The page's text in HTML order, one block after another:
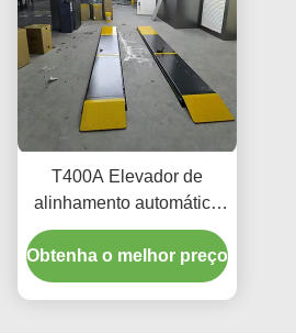
T400A Elevador de
alinhamento automático
de precisão 380V/220V
com projeto de perfil
baixo
Obtenha o melhor preço